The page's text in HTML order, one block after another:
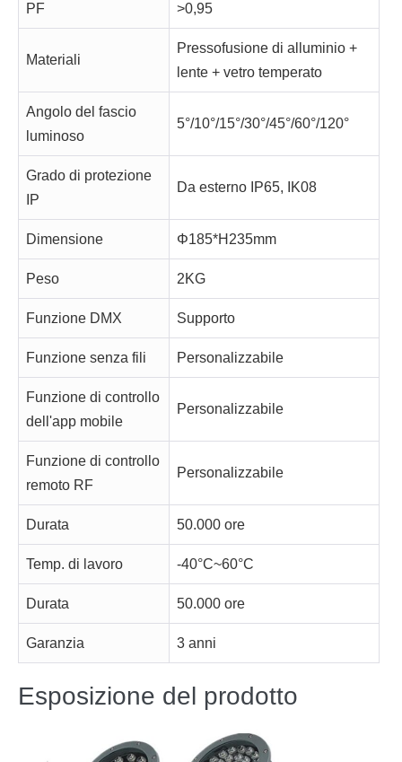
PF >0,95
Materiali
Pressofusione di alluminio +
lente + vetro temperato
Angolo del fascio
luminoso
5°/10°/15°/30°/45°/60°/120°
Grado di protezione
IP
Da esterno IP65, IK08
Dimensione Φ185*H235mm
Peso 2KG
Funzione DMX Supporto
Funzione senza fili Personalizzabile
Funzione di controllo
dell'app mobile
Personalizzabile
Funzione di controllo
remoto RF
Personalizzabile
Durata 50.000 ore
Temp. di lavoro -40°C~60°C
Durata 50.000 ore
Garanzia 3 anni
Esposizione del prodotto